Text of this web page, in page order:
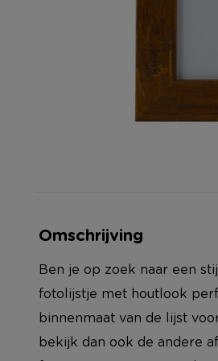
Omschrijving
Ben je op zoek naar een
fotolijstje met houtlook
binnenmaat van de lijst
bekijk dan ook de andere